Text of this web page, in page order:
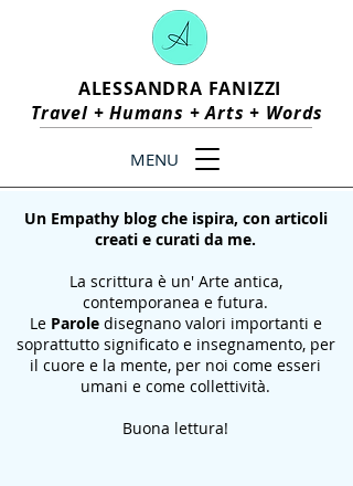
MENU
ALESSANDRA FANIZZI
Travel +Humans +Arts + Words
Un Empathy blog che ispira, con articoli
creati e curati da me.
La scrittura è un' Arte antica,
contemporanea e futura.
Le Paroledisegnano valori importanti e
soprattutto significato e insegnamento, per
il cuore e la mente, per noi come esseri
umani e come collettività.
Buona lettura!